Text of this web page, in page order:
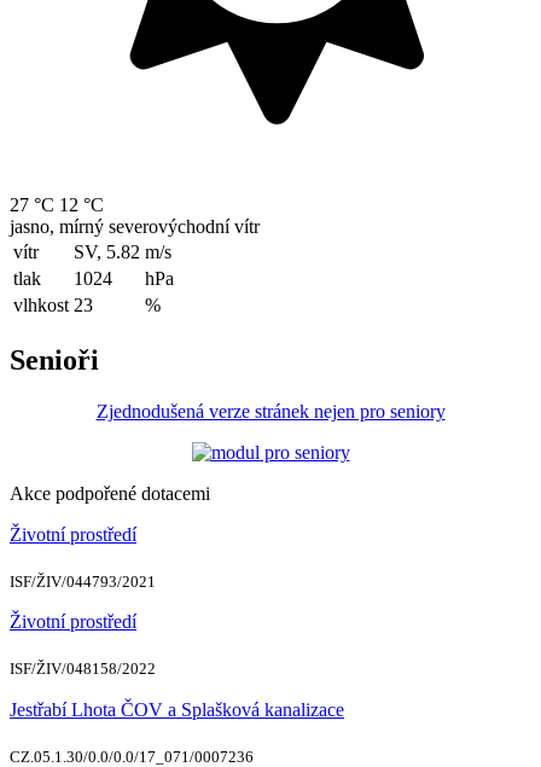
27 °C 12 °C
jasno, mírný severovýchodní vítr
vítr
SV, 5.82 m/s
tlak
1024
hPa
vlhkost 23 %
Senioři
Zjednodušená verze stránek nejen pro seniory
Akce podpořené dotacemi
Životní prostředí
ISF/ŽIV/044793/2021
Životní prostředí
ISF/ŽIV/048158/2022
Jestřabí Lhota ČOV a Splašková kanalizace
CZ.05.1.30/0.0/0.0/17_071/0007236